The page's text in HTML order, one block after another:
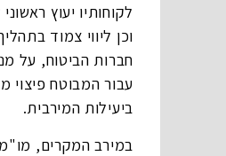
לקוחותיו יעוץ ראשוני
וכן ליווי צמוד
חברות הביטוח, על
עבור המבוטח פיצוי
ביעילות המירבית.
במירב המקרים,